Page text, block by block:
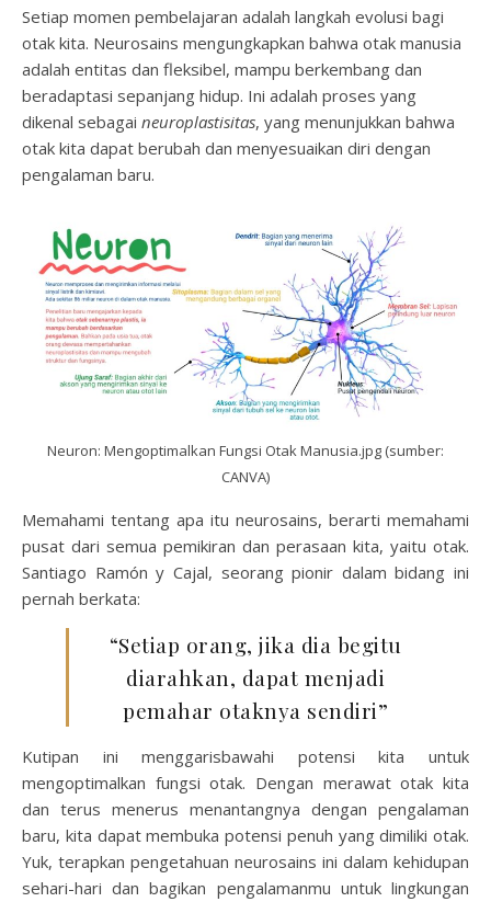
Setiap momen pembelajaran adalah langkah evolusi bagi
otak kita. Neurosains mengungkapkan bahwa otak manusia
adalah entitas dan fleksibel, mampu berkembang dan
beradaptasi sepanjang hidup. Ini adalah proses yang
dikenal sebagai neuroplastisitas, yang menunjukkan bahwa
otak kita dapat berubah dan menyesuaikan diri dengan
pengalaman baru.
Neuron: Mengoptimalkan Fungsi Otak Manusia.jpg (sumber:
CANVA)
Memahami tentang apa itu neurosains, berarti memahami
pusat dari semua pemikiran dan perasaan kita, yaitu otak.
Santiago Ramón y Cajal, seorang pionir dalam bidang ini
pernah berkata:
“Setiap orang, jika dia begitu
diarahkan, dapat menjadi
pemahar otaknya sendiri”
Kutipan ini menggarisbawahi potensi kita untuk
mengoptimalkan fungsi otak. Dengan merawat otak kita
dan terus menerus menantangnya dengan pengalaman
baru, kita dapat membuka potensi penuh yang dimiliki otak.
Yuk, terapkan pengetahuan neurosains ini dalam kehidupan
sehari-hari dan bagikan pengalamanmu untuk lingkungan